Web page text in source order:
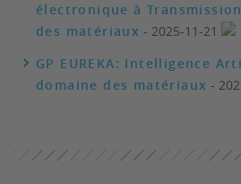
électronique à
des matériaux - 2025-11-21
GP EUREKA: Intelligence
domaine des matériaux -